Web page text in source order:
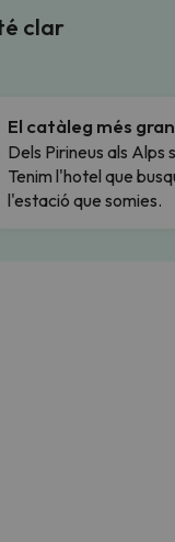
clar
El catàleg més gran
Dels Pirineus als Alps
Tenim l'hotel que
l'estació que somies.